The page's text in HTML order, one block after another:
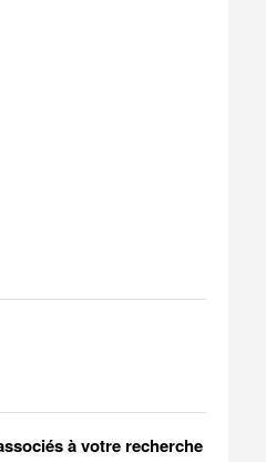
à votre recherche